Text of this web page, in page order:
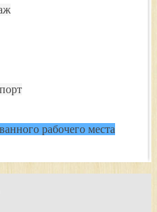
рабочего места